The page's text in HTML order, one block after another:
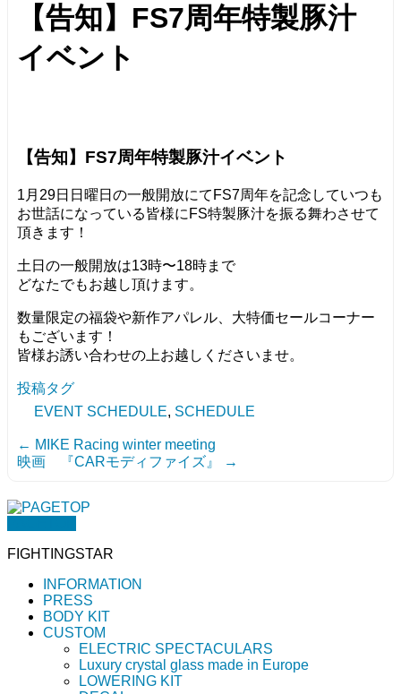
【告知】FS7周年特製豚汁
イベント
【告知】FS7周年特製豚汁イベント
1月29日日曜日の一般開放にてFS7周年を記念していつも
お世話になっている皆様にFS特製豚汁を振る舞わさせて
頂きます！
土日の一般開放は13時〜18時まで
どなたでもお越し頂けます。
数量限定の福袋や新作アパレル、大特価セールコーナー
もございます！
皆様お誘い合わせの上お越しくださいませ。
投稿タグ
EVENT SCHEDULE, SCHEDULE
← MIKE Racing winter meeting
映画 『CARモディファイズ』
→
FIGHTINGSTAR
INFORMATION
PRESS
BODY KIT
CUSTOM
ELECTRIC SPECTACULARS
Luxury crystal glass made in Europe
LOWERING KIT